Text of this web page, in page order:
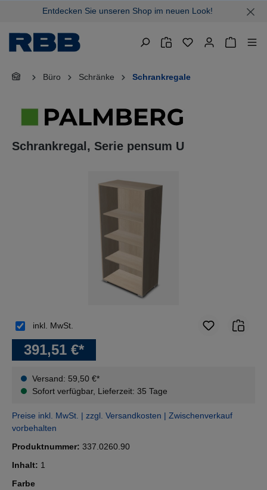
springenEntdecken Sie unseren Shop im neuen Look!
Büro Schränke Schrankregale
Schrankregal, Serie pensum U
391,51 €*
Versand: 59,50 €*
Sofort verfügbar, Lieferzeit: 35 Tage
inkl. MwSt.
Preise inkl. MwSt. | zzgl. Versandkosten | Zwischenverkauf
vorbehalten
Produktnummer: 337.0260.90
Inhalt: 1
Farbeauswählen